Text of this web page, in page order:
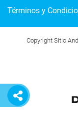
Términos y
Copyright Sitio